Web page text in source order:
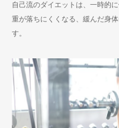
自己流のダイエットは、一時的
重が落ちにくくなる、緩んだ身
す。